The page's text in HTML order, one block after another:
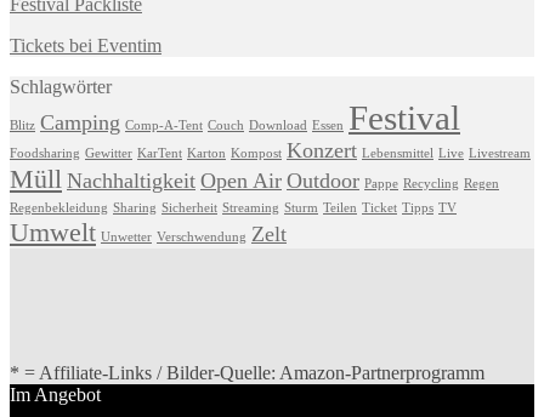
Festival Packliste
Tickets bei Eventim
Schlagwörter
Blitz Camping Comp-A-Tent Couch Download Essen Festival
Foodsharing Gewitter KarTent Karton Kompost Konzert Lebensmittel Live Livestream
Müll Nachhaltigkeit Open Air Outdoor Pappe Recycling Regen
Regenbekleidung Sharing Sicherheit Streaming Sturm Teilen Ticket Tipps TV
Umwelt Unwetter Verschwendung Zelt
* = Affiliate-Links / Bilder-Quelle: Amazon-Partnerprogramm
Im Angebot